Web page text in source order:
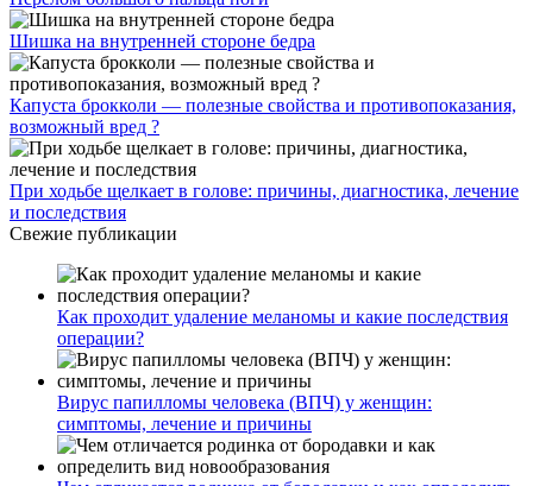
Шишка на внутренней стороне бедра
Капуста брокколи — полезные свойства и противопоказания,
возможный вред ?
При ходьбе щелкает в голове: причины, диагностика, лечение
и последствия
Свежие публикации
Как проходит удаление меланомы и какие последствия
операции?
Вирус папилломы человека (ВПЧ) у женщин:
симптомы, лечение и причины